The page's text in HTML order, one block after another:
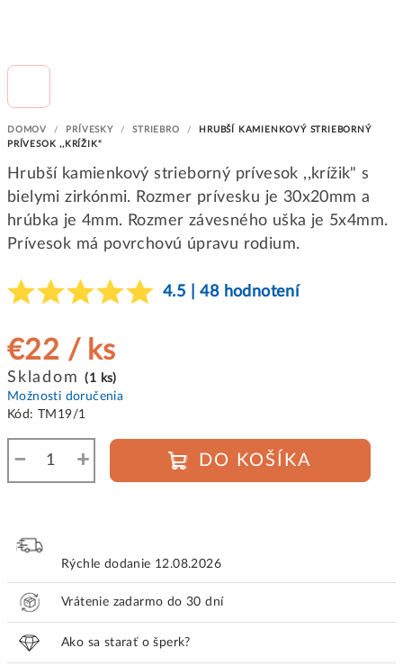
DOMOV / PRÍVESKY / STRIEBRO /
HRUBŠÍ KAMIENKOVÝ STRIEBORNÝ
PRÍVESOK ,,KRÍŽIK"
Hrubší kamienkový strieborný prívesok ,,krížik" s
bielymi zirkónmi. Rozmer prívesku je 30x20mm a
hrúbka je 4mm. Rozmer závesného uška je 5x4mm.
Prívesok má povrchovú úpravu rodium.
4.5 | 48 hodnotení
€22 / ks
Jednotková
cena:
Skladom(1 ks)
Možnosti doručenia
Kód:
TM19/1
+
− DO KOŠÍKA
Rýchle dodanie 12.08.2026
Vrátenie zadarmo do 30 dní
Ako sa starať o šperk?